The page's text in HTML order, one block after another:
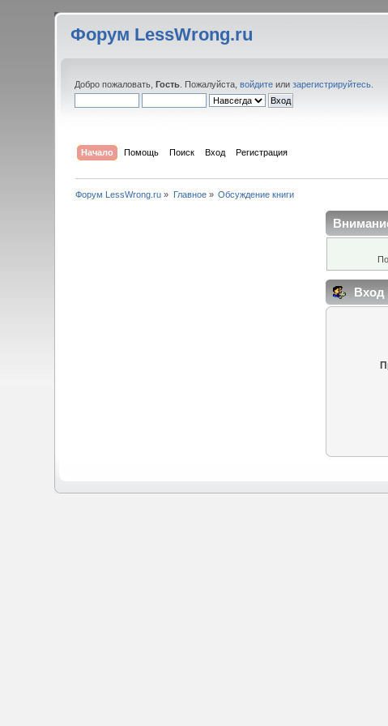
Форум LessWrong.ru
Добро пожаловать,Гость . Пожалуйста,войдите илизарегистрируйтесь
Начало Помощь Поиск Вход Регистрация
Форум LessWrong.ru » Главное» Обсуждение книги
Вход